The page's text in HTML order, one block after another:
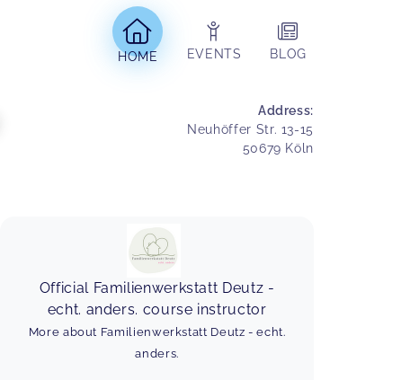
HOME
EVENTS BLOG
Address:
Neuhöffer Str. 13-15
50679 Köln
Ein interessanter und gelungener
Vortrag mit vielen praktischen
Beispielen 😊
entdecken.
Helena, Feb 22
Official Familienwerkstatt Deutz -
echt. anders. course instructor
More about Familienwerkstatt Deutz - echt.
anders.